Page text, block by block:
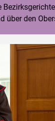
über den